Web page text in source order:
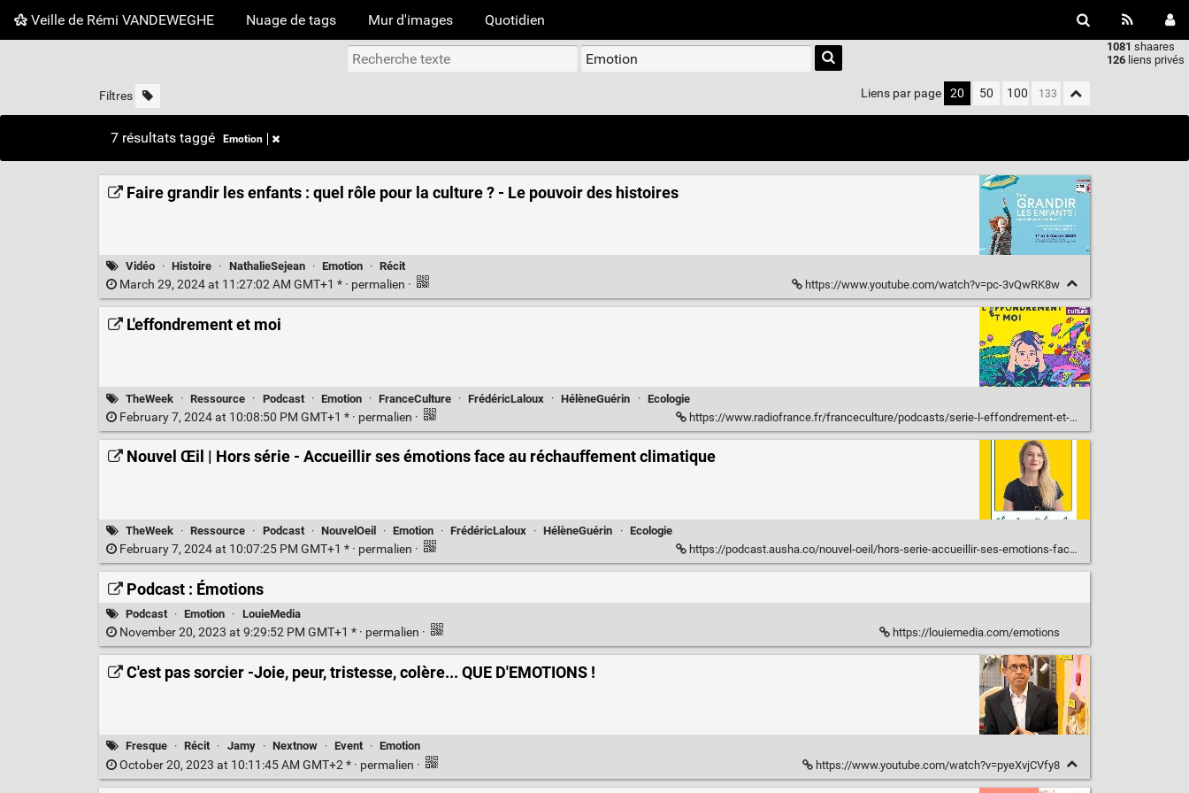
Veille de Rémi VANDEWEGHE Nuage de tags Mur d'images Quotidien
1081 shaares
126 liens privés
Type 1 or
more
characters
results.
Filtres Liens par page 20 50 100
7 résultats taggé Emotion
Faire grandir les enfants : quel rôle pour la culture ? - Le pouvoir des histoires
Vidéo · Histoire · NathalieSejean · Emotion · Récit
March 29, 2024 at 11:27:02 AM GMT+1 * · permalien · https://www.youtube.com/watch?v=pc-3vQwRK8w
L'effondrement et moi
TheWeek · Ressource · Podcast · Emotion · FranceCulture · FrédéricLaloux · HélèneGuérin · Ecologie
February 7, 2024 at 10:08:50 PM GMT+1 * · permalien · https://www.radiofrance.fr/franceculture/podcasts/serie-l-effondrement-et-moi
Nouvel Œil | Hors série - Accueillir ses émotions face au réchauffement climatique
TheWeek · Ressource · Podcast · NouvelOeil · Emotion · FrédéricLaloux · HélèneGuérin · Ecologie
February 7, 2024 at 10:07:25 PM GMT+1 * · permalien · https://podcast.ausha.co/nouvel-oeil/hors-serie-accueillir-ses-emotions-face-au-rechauffement-climatique
Podcast : Émotions
Podcast · Emotion · LouieMedia
November 20, 2023 at 9:29:52 PM GMT+1 * · permalien · https://louiemedia.com/emotions
C'est pas sorcier -Joie, peur, tristesse, colère... QUE D'EMOTIONS !
Fresque · Récit · Jamy · Nextnow · Event · Emotion
October 20, 2023 at 10:11:45 AM GMT+2 * · permalien · https://www.youtube.com/watch?v=pyeXvjCVfy8